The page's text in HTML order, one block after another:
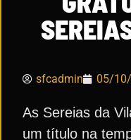
sfcadmin 05/
As Sereias da
um título na